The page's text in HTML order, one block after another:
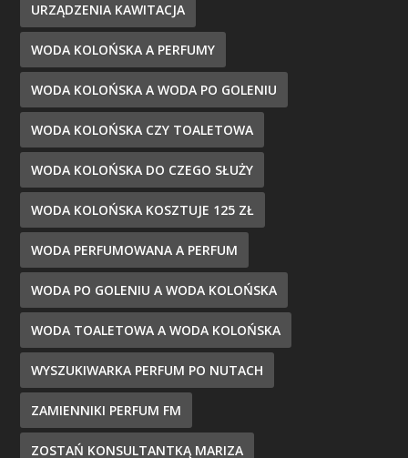
URZĄDZENIA KAWITACJA
WODA KOLOŃSKA A PERFUMY
WODA KOLOŃSKA A WODA PO GOLENIU
WODA KOLOŃSKA CZY TOALETOWA
WODA KOLOŃSKA DO CZEGO SŁUŻY
WODA KOLOŃSKA KOSZTUJE 125 ZŁ
WODA PERFUMOWANA A PERFUM
WODA PO GOLENIU A WODA KOLOŃSKA
WODA TOALETOWA A WODA KOLOŃSKA
WYSZUKIWARKA PERFUM PO NUTACH
ZAMIENNIKI PERFUM FM
ZOSTAŃ KONSULTANTKĄ MARIZA